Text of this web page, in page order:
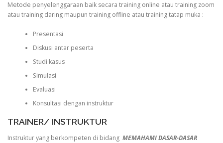
Metode penyelenggaraan baik secara training online atau training zoom
atau training daring maupun training offline atau training tatap muka :
Presentasi
Diskusi antar peserta
Studi kasus
Simulasi
Evaluasi
Konsultasi dengan instruktur
TRAINER/ INSTRUKTUR
Instruktur yang berkompeten di bidang MEMAHAMI DASAR-DASAR